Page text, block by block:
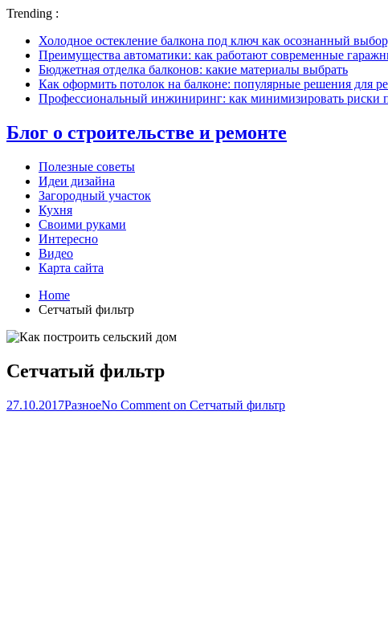
Trending :
Холодное остекление балкона под ключ как осознанный
Преимущества автоматики: как работают современные
Бюджетная отделка балконов: какие материалы выбрать
Как оформить потолок на балконе: популярные решения для
Профессиональный инжиниринг: как минимизировать риски
Блог о строительстве и ремонте
Полезные советы
Идеи дизайна
Загородный участок
Кухня
Своими руками
Интересно
Видео
Карта сайта
Home
Сетчатый фильтр
Сетчатый фильтр
27.10.2017РазноеNo Comment on Сетчатый фильтр